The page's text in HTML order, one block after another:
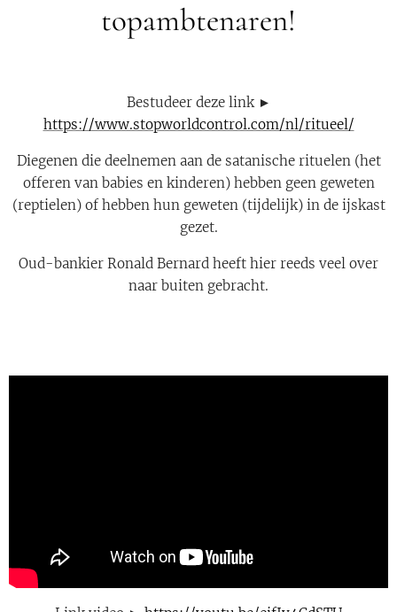
topambtenaren!
Bestudeer deze link ►
https://www.stopworldcontrol.com/nl/ritueel/
Diegenen die deelnemen aan de satanische rituelen (het
offeren van babies en kinderen) hebben geen geweten
(reptielen) of hebben hun geweten (tijdelijk) in de ijskast
gezet.
Oud-bankier Ronald Bernard heeft hier reeds veel over
naar buiten gebracht.